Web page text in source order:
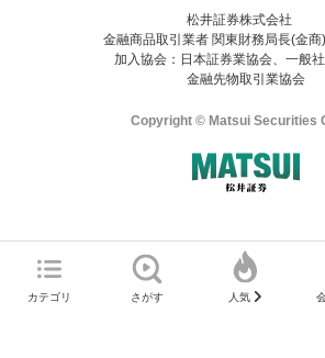
カテゴリ さがす 人気
松井証券株式会社
金融商品取引業者 関東財務局長(金
加入協会：日本証券業協会、一般
金融先物取引業協会
Copyright © Matsui Securities
マネーサテライトのWEBサイトへ
直前にご覧いただいていたWEBサイトは、
ご利用の環境(Internet Explorer)は、本サ
め、
一部の機能が正常に動作しない可
お気に入り機能は松井証券の会員限定の機
お気に入り登録いただくと、後からいつで
ンツを一覧でご確認いただけます。
ご利用いただくには口座開設が必要です。
はご利用の端末で一度ログインしてください
ログイン